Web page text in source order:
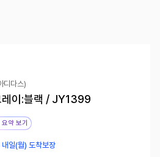
디다스)
레이:블랙 / JY1399
요약 보기
일(월) 도착보장